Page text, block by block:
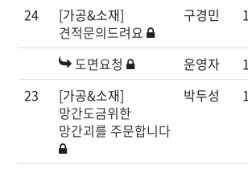
24
[가공&소재]
견적문의드려요
구경민
도면요청 운영자
23
[가공&소재]
망간도금위한
망간괴를 주문합니다
박두성